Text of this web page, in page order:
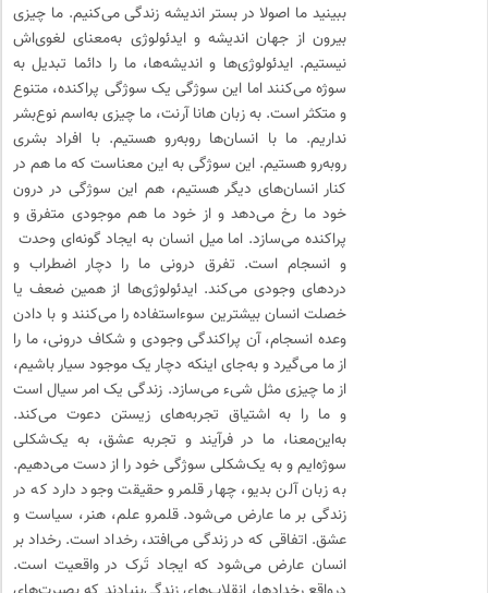
ببینید ما اصولا در بستر اندیشه زندگی می‌کنیم. ما چیزی
بیرون از جهان اندیشه و ایدئولوژی به‌معنای لغوی‌اش
نیستیم. ایدئولوژی‌ها و اندیشه‌ها، ما را دائما تبدیل به
سوژه می‌کنند اما این سوژگی یک سوژگی پراکنده، متنوع
و متکثر است. به زبان هانا آرنت، ما چیزی به‌اسم نوع‌بشر
نداریم. ما با انسان‌ها روبه‌رو هستیم. با افراد بشری
روبه‌رو هستیم. این سوژگی به این معناست که ما هم در
کنار انسان‌های دیگر هستیم، هم این سوژگی در درون
خود ما رخ می‌دهد و از خود ما هم موجودی متفرق و
پراکنده می‌سازد. اما میل انسان به ایجاد گونه‌ای وحدت
و انسجام است. تفرق درونی ما را دچار اضطراب و
دردهای وجودی می‌کند. ایدئولوژی‌ها از همین ضعف یا
خصلت انسان بیشترین سوءاستفاده را می‌کنند و با دادن
وعده انسجام، آن پراکندگی وجودی و شکاف درونی، ما را
از ما می‌گیرد و به‌جای اینکه دچار یک موجود سیار باشیم،
از ما چیزی مثل شی‌ء می‌سازد. زندگی یک امر سیال است
و ما را به اشتیاق تجربه‌های زیستن دعوت می‌کند.
به‌این‌معنا، ما در فرآیند و تجربه عشق، به یک‌شکلی
سوژه‌ایم و به یک‌شکلی سوژگی خود را از دست می‌دهیم.
به زبان آلن بدیو، چهار قلمرو حقیقت وجود دارد که در
زندگی بر ما عارض می‌شود. قلمرو علم، هنر، سیاست و
عشق. اتفاقی که در زندگی می‌افتد، رخداد است. رخداد بر
انسان عارض می‌شود که ایجاد تَرک در واقعیت است.